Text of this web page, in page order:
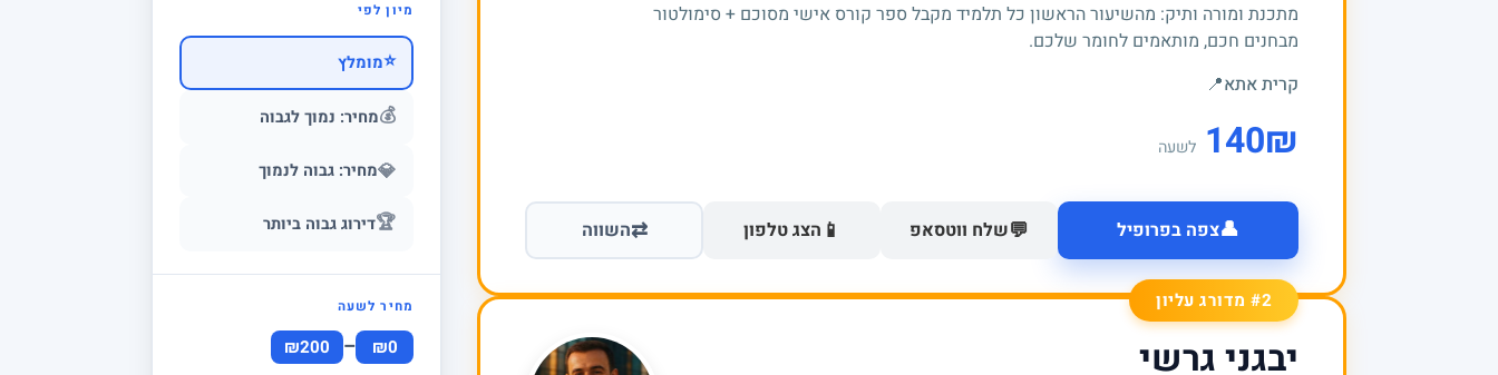
מיון לפי
⭐מומלץ
💰מחיר: נמוך לגבוה
💎מחיר: גבוה לנמוך
🏆דירוג גבוה ביותר
מחיר לשעה
₪0
–
₪200
מתכנת ומורה ותיק: מהשיעור הראשון כל תלמיד מקבל ספר קורס אישי מסוכם + סימולטור
מבחנים חכם, מותאמים לחומר שלכם.
קרית אתא📍
₪
140 לשעה
👤צפה בפרופיל 💬שלח ווטסאפ 📱 הצג טלפון ⇄השווה
#2 מדורג עליון
יבגני גרשי